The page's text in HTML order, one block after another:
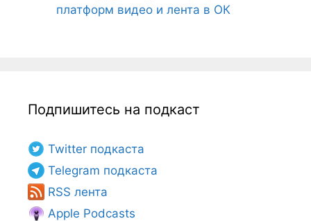
платформ видео и лента в ОК
Подпишитесь на подкаст
Twitter подкаста
Telegram подкаста
RSS лента
Apple Podcasts